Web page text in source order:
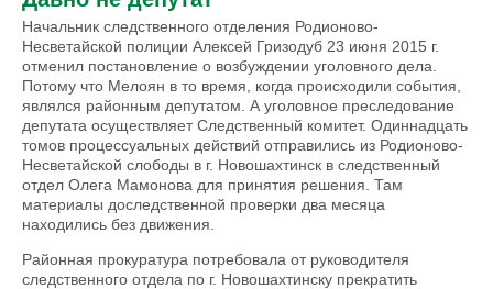
Начальник следственного отделения Родионово-
Несветайской полиции Алексей Гризодуб 23 июня 2015 г.
отменил постановление о возбуждении уголовного дела.
Потому что Мелоян в то время, когда происходили события,
являлся районным депутатом. А уголовное преследование
депутата осуществляет Следственный комитет. Одиннадцать
томов процессуальных действий отправились из Родионово-
Несветайской слободы в г. Новошахтинск в следственный
отдел Олега Мамонова для принятия решения. Там
материалы доследственной проверки два месяца
находились без движения.
Районная прокуратура потребовала от руководителя
следственного отдела по г. Новошахтинску прекратить